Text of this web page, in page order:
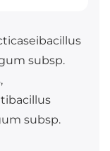
subsp.
subsp.